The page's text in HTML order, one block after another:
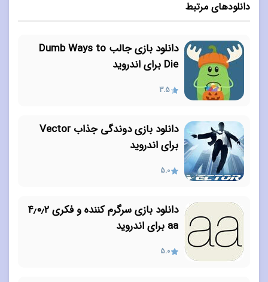
دانلودهای مرتبط
دانلود بازی جالب Dumb Ways to
Die برای اندروید
3.5
دانلود بازی دوندگی جذاب Vector
برای اندروید
5.0
دانلود بازی سرگرم کننده و فکری ۴٫۰٫۲
aa برای اندروید
5.0